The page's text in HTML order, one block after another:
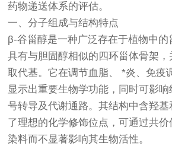
药物递送体系的评估。
一、分子组成与结构特点
β-谷甾醇是一种广泛存在于植物中的
具有与胆固醇相似的四环甾体骨架
取代基。它在调节血脂、 *炎、免疫
显示出重要生物学功能，同时可影
号转导及代谢通路。其结构中含羟
了理想的化学修饰位点，可通过共
染料而不显著影响其生物活性。